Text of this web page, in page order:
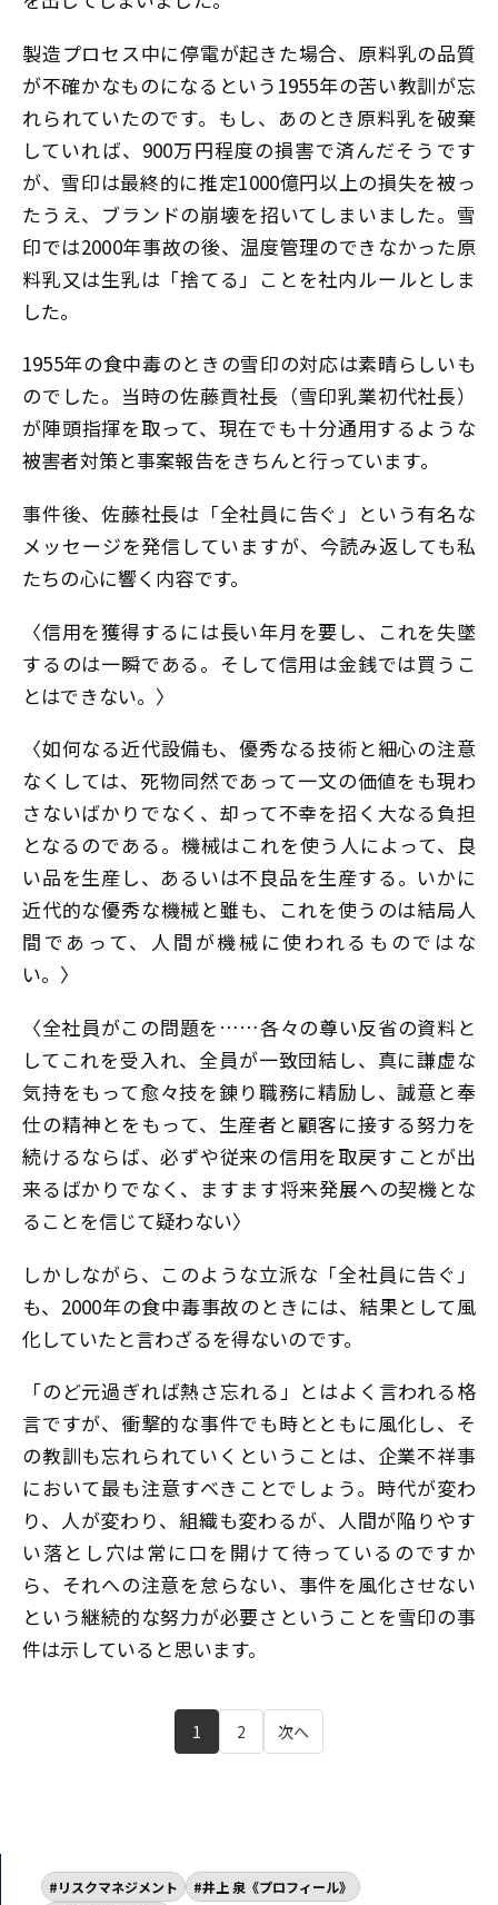
製造プロセス中に停電が起きた場合、原料乳の品質
が不確かなものになるという1955年の苦い教訓が忘
れられていたのです。もし、あのとき原料乳を破棄
していれば、900万円程度の損害で済んだそうです
が、雪印は最終的に推定1000億円以上の損失を被っ
たうえ、ブランドの崩壊を招いてしまいました。雪
印では2000年事故の後、温度管理のできなかった原
料乳又は生乳は「捨てる」ことを社内ルールとしま
した。
1955年の食中毒のときの雪印の対応は素晴らしいも
のでした。当時の佐藤貢社長（雪印乳業初代社長）
が陣頭指揮を取って、現在でも十分通用するような
被害者対策と事案報告をきちんと行っています。
事件後、佐藤社長は「全社員に告ぐ」という有名な
メッセージを発信していますが、今読み返しても私
たちの心に響く内容です。
〈信用を獲得するには長い年月を要し、これを失墜
するのは一瞬である。そして信用は金銭では買うこ
とはできない。〉
〈如何なる近代設備も、優秀なる技術と細心の注意
なくしては、死物同然であって一文の価値をも現わ
さないばかりでなく、却って不幸を招く大なる負担
となるのである。機械はこれを使う人によって、良
い品を生産し、あるいは不良品を生産する。いかに
近代的な優秀な機械と雖も、これを使うのは結局人
間であって、人間が機械に使われるものではな
い。〉
〈全社員がこの問題を……各々の尊い反省の資料と
してこれを受入れ、全員が一致団結し、真に謙虚な
気持をもって愈々技を錬り職務に精励し、誠意と奉
仕の精神とをもって、生産者と顧客に接する努力を
続けるならば、必ずや従来の信用を取戻すことが出
来るばかりでなく、ますます将来発展への契機とな
ることを信じて疑わない〉
しかしながら、このような立派な「全社員に告ぐ」
も、2000年の食中毒事故のときには、結果として風
化していたと言わざるを得ないのです。
「のど元過ぎれば熱さ忘れる」とはよく言われる格
言ですが、衝撃的な事件でも時とともに風化し、そ
の教訓も忘れられていくということは、企業不祥事
において最も注意すべきことでしょう。時代が変わ
り、人が変わり、組織も変わるが、人間が陥りやす
い落とし穴は常に口を開けて待っているのですか
ら、それへの注意を怠らない、事件を風化させない
という継続的な努力が必要さということを雪印の事
件は示していると思います。
1 2 次へ
リスクマネジメント
井上 泉《プロフィール》